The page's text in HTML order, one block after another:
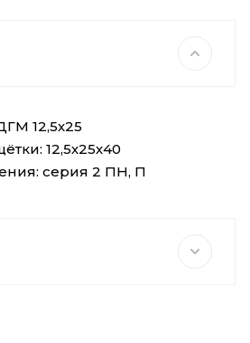
12,5х25
12,5х25х40
серия 2 ПН, П